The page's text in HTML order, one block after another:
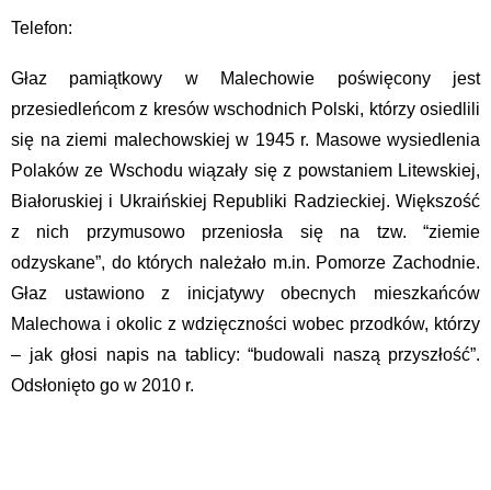
Telefon:
Głaz pamiątkowy w Malechowie poświęcony jest
przesiedleńcom z kresów wschodnich Polski, którzy osiedlili
się na ziemi malechowskiej w 1945 r. Masowe wysiedlenia
Polaków ze Wschodu wiązały się z powstaniem Litewskiej,
Białoruskiej i Ukraińskiej Republiki Radzieckiej. Większość
z nich przymusowo przeniosła się na tzw. “ziemie
odzyskane”, do których należało m.in. Pomorze Zachodnie.
Głaz ustawiono z inicjatywy obecnych mieszkańców
Malechowa i okolic z wdzięczności wobec przodków, którzy
– jak głosi napis na tablicy: “budowali naszą przyszłość”.
Odsłonięto go w 2010 r.